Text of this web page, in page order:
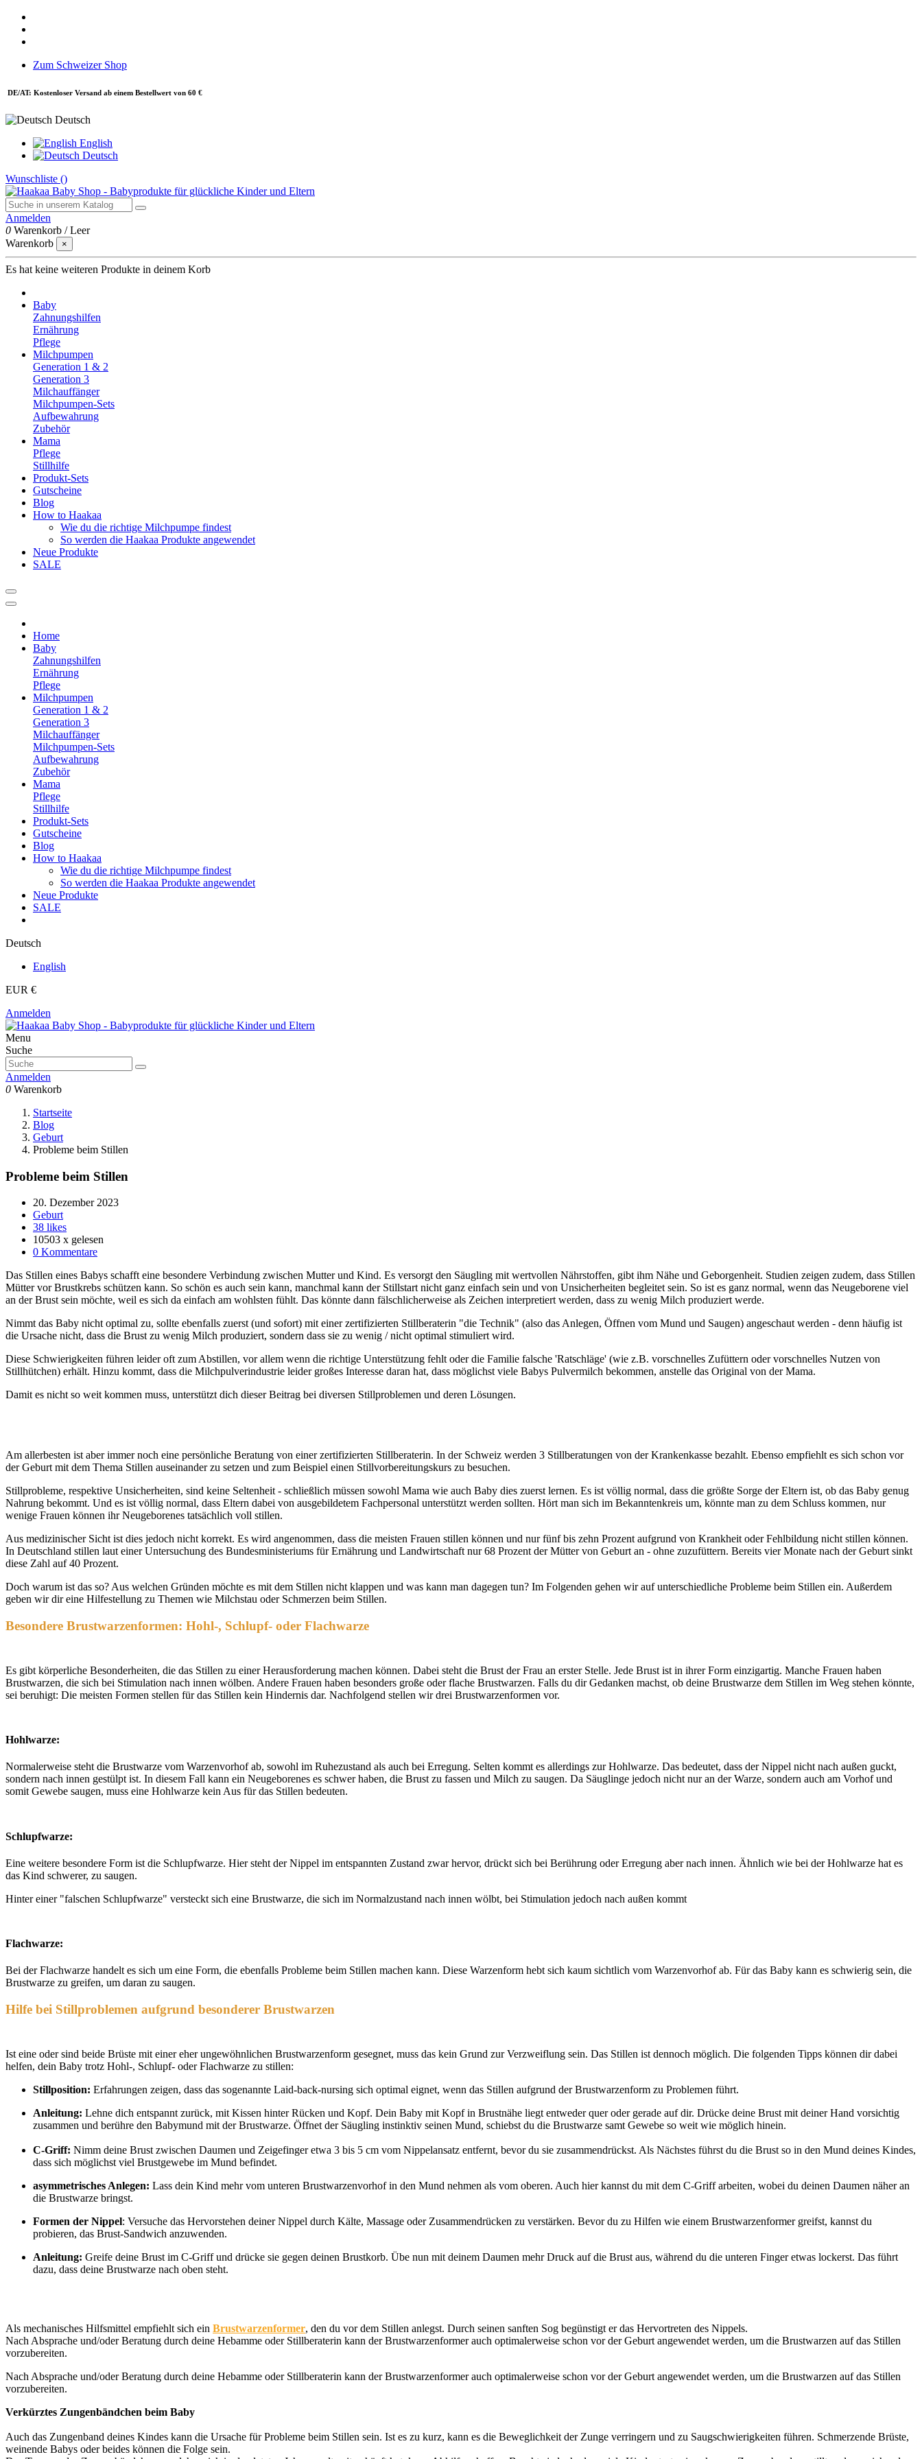
Zum Schweizer Shop
DE/AT: Kostenloser Versand ab einem Bestellwert von 60 €
Deutsch
English
Deutsch
Wunschliste ()
Anmelden
0 Warenkorb /Leer
Warenkorb
×
Es hat keine weiteren Produkte in deinem Korb
Baby
Zahnungshilfen
Ernährung
Pflege
Milchpumpen
Generation 1 & 2
Generation 3
Milchauffänger
Milchpumpen-Sets
Aufbewahrung
Zubehör
Mama
Pflege
Stillhilfe
Produkt-Sets
Gutscheine
Blog
How to Haakaa
Wie du die richtige Milchpumpe findest
So werden die Haakaa Produkte angewendet
Neue Produkte
SALE
Home
Baby
Zahnungshilfen
Ernährung
Pflege
Milchpumpen
Generation 1 & 2
Generation 3
Milchauffänger
Milchpumpen-Sets
Aufbewahrung
Zubehör
Mama
Pflege
Stillhilfe
Produkt-Sets
Gutscheine
Blog
How to Haakaa
Wie du die richtige Milchpumpe findest
So werden die Haakaa Produkte angewendet
Neue Produkte
SALE
Deutsch
English
EUR €
Anmelden
Menu
Suche
Anmelden
0 Warenkorb
Startseite
Blog
Geburt
Probleme beim Stillen
Probleme beim Stillen
20. Dezember 2023
Geburt
38 likes
10503 x gelesen
0 Kommentare
Das Stillen eines Babys schafft eine besondere Verbindung zwischen Mutter und Kind. Es versorgt den Säugling mit wertvollen Nährstoffen, gibt ihm Nähe und Geborgenheit. Studien zeigen zudem, dass Stillen
Mütter vor Brustkrebs schützen kann. So schön es auch sein kann, manchmal kann der Stillstart nicht ganz einfach sein und von Unsicherheiten begleitet sein. So ist es ganz normal, wenn das Neugeborene viel
an der Brust sein möchte, weil es sich da einfach am wohlsten fühlt. Das könnte dann fälschlicherweise als Zeichen interpretiert werden, dass zu wenig Milch produziert werde.
Nimmt das Baby nicht optimal zu, sollte ebenfalls zuerst (und sofort) mit einer zertifizierten Stillberaterin "die Technik" (also das Anlegen, Öffnen vom Mund und Saugen) angeschaut werden - denn häufig ist
die Ursache nicht, dass die Brust zu wenig Milch produziert, sondern dass sie zu wenig / nicht optimal stimuliert wird.
Diese Schwierigkeiten führen leider oft zum Abstillen, vor allem wenn die richtige Unterstützung fehlt oder die Familie falsche 'Ratschläge' (wie z.B. vorschnelles Zufüttern oder vorschnelles Nutzen von
Stillhütchen) erhält. Hinzu kommt, dass die Milchpulverindustrie leider großes Interesse daran hat, dass möglichst viele Babys Pulvermilch bekommen, anstelle das Original von der Mama.
Damit es nicht so weit kommen muss, unterstützt dich dieser Beitrag bei diversen Stillproblemen und deren Lösungen.
Am allerbesten ist aber immer noch eine persönliche Beratung von einer zertifizierten Stillberaterin. In der Schweiz werden 3 Stillberatungen von der Krankenkasse bezahlt. Ebenso empfiehlt es sich schon vor
der Geburt mit dem Thema Stillen auseinander zu setzen und zum Beispiel einen Stillvorbereitungskurs zu besuchen.
Stillprobleme, respektive Unsicherheiten, sind keine Seltenheit - schließlich müssen sowohl Mama wie auch Baby dies zuerst lernen. Es ist völlig normal, dass die größte Sorge der Eltern ist, ob das Baby genug
Nahrung bekommt. Und es ist völlig normal, dass Eltern dabei von ausgebildetem Fachpersonal unterstützt werden sollten. Hört man sich im Bekanntenkreis um, könnte man zu dem Schluss kommen, nur
wenige Frauen können ihr Neugeborenes tatsächlich voll stillen.
Aus medizinischer Sicht ist dies jedoch nicht korrekt. Es wird angenommen, dass die meisten Frauen stillen können und nur fünf bis zehn Prozent aufgrund von Krankheit oder Fehlbildung nicht stillen können.
In Deutschland stillen laut einer Untersuchung des Bundesministeriums für Ernährung und Landwirtschaft nur 68 Prozent der Mütter von Geburt an - ohne zuzufüttern. Bereits vier Monate nach der Geburt sinkt
diese Zahl auf 40 Prozent.
Doch warum ist das so? Aus welchen Gründen möchte es mit dem Stillen nicht klappen und was kann man dagegen tun? Im Folgenden gehen wir auf unterschiedliche Probleme beim Stillen ein. Außerdem
geben wir dir eine Hilfestellung zu Themen wie Milchstau oder Schmerzen beim Stillen.
Besondere Brustwarzenformen: Hohl-, Schlupf- oder Flachwarze
Es gibt körperliche Besonderheiten, die das Stillen zu einer Herausforderung machen können. Dabei steht die Brust der Frau an erster Stelle. Jede Brust ist in ihrer Form einzigartig. Manche Frauen haben
Brustwarzen, die sich bei Stimulation nach innen wölben. Andere Frauen haben besonders große oder flache Brustwarzen. Falls du dir Gedanken machst, ob deine Brustwarze dem Stillen im Weg stehen könnte,
sei beruhigt: Die meisten Formen stellen für das Stillen kein Hindernis dar. Nachfolgend stellen wir drei Brustwarzenformen vor.
Hohlwarze:
Normalerweise steht die Brustwarze vom Warzenvorhof ab, sowohl im Ruhezustand als auch bei Erregung. Selten kommt es allerdings zur Hohlwarze. Das bedeutet, dass der Nippel nicht nach außen guckt,
sondern nach innen gestülpt ist. In diesem Fall kann ein Neugeborenes es schwer haben, die Brust zu fassen und Milch zu saugen. Da Säuglinge jedoch nicht nur an der Warze, sondern auch am Vorhof und
somit Gewebe saugen, muss eine Hohlwarze kein Aus für das Stillen bedeuten.
Schlupfwarze:
Eine weitere besondere Form ist die Schlupfwarze. Hier steht der Nippel im entspannten Zustand zwar hervor, drückt sich bei Berührung oder Erregung aber nach innen. Ähnlich wie bei der Hohlwarze hat es
das Kind schwerer, zu saugen.
Hinter einer "falschen Schlupfwarze" versteckt sich eine Brustwarze, die sich im Normalzustand nach innen wölbt, bei Stimulation jedoch nach außen kommt
Flachwarze:
Bei der Flachwarze handelt es sich um eine Form, die ebenfalls Probleme beim Stillen machen kann. Diese Warzenform hebt sich kaum sichtlich vom Warzenvorhof ab. Für das Baby kann es schwierig sein, die
Brustwarze zu greifen, um daran zu saugen.
Hilfe bei Stillproblemen aufgrund besonderer Brustwarzen
Ist eine oder sind beide Brüste mit einer eher ungewöhnlichen Brustwarzenform gesegnet, muss das kein Grund zur Verzweiflung sein. Das Stillen ist dennoch möglich. Die folgenden Tipps können dir dabei
helfen, dein Baby trotz Hohl-, Schlupf- oder Flachwarze zu stillen:
Stillposition: Erfahrungen zeigen, dass das sogenannte Laid-back-nursing sich optimal eignet, wenn das Stillen aufgrund der Brustwarzenform zu Problemen führt.
Anleitung: Lehne dich entspannt zurück, mit Kissen hinter Rücken und Kopf. Dein Baby mit Kopf in Brustnähe liegt entweder quer oder gerade auf dir. Drücke deine Brust mit deiner Hand vorsichtig
zusammen und berühre den Babymund mit der Brustwarze. Öffnet der Säugling instinktiv seinen Mund, schiebst du die Brustwarze samt Gewebe so weit wie möglich hinein.
C-Griff: Nimm deine Brust zwischen Daumen und Zeigefinger etwa 3 bis 5 cm vom Nippelansatz entfernt, bevor du sie zusammendrückst. Als Nächstes führst du die Brust so in den Mund deines Kindes,
dass sich möglichst viel Brustgewebe im Mund befindet.
asymmetrisches Anlegen: Lass dein Kind mehr vom unteren Brustwarzenvorhof in den Mund nehmen als vom oberen. Auch hier kannst du mit dem C-Griff arbeiten, wobei du deinen Daumen näher an
die Brustwarze bringst.
Formen der Nippel: Versuche das Hervorstehen deiner Nippel durch Kälte, Massage oder Zusammendrücken zu verstärken. Bevor du zu Hilfen wie einem Brustwarzenformer greifst, kannst du
probieren, das Brust-Sandwich anzuwenden.
Anleitung: Greife deine Brust im C-Griff und drücke sie gegen deinen Brustkorb. Übe nun mit deinem Daumen mehr Druck auf die Brust aus, während du die unteren Finger etwas lockerst. Das führt
dazu, dass deine Brustwarze nach oben steht.
Als mechanisches Hilfsmittel empfiehlt sich ein Brustwarzenformer, den du vor dem Stillen anlegst. Durch seinen sanften Sog begünstigt er das Hervortreten des Nippels.
Nach Absprache und/oder Beratung durch deine Hebamme oder Stillberaterin kann der Brustwarzenformer auch optimalerweise schon vor der Geburt angewendet werden, um die Brustwarzen auf das Stillen
vorzubereiten.
Nach Absprache und/oder Beratung durch deine Hebamme oder Stillberaterin kann der Brustwarzenformer auch optimalerweise schon vor der Geburt angewendet werden, um die Brustwarzen auf das Stillen
vorzubereiten.
Verkürztes Zungenbändchen beim Baby
Auch das Zungenband deines Kindes kann die Ursache für Probleme beim Stillen sein. Ist es zu kurz, kann es die Beweglichkeit der Zunge verringern und zu Saugschwierigkeiten führen. Schmerzende Brüste,
weinende Babys oder beides können die Folge sein.